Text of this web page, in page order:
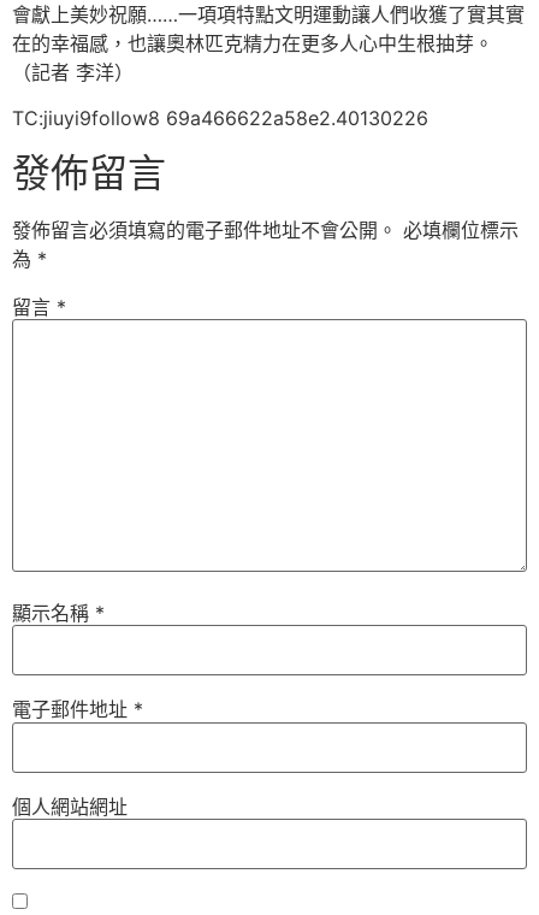
會獻上美妙祝願……一項項特點文明運動讓人們收獲了實其實
在的幸福感，也讓奧林匹克精力在更多人心中生根抽芽。
（記者 李洋）
TC:jiuyi9follow8 69a466622a58e2.40130226
發佈留言
發佈留言必須填寫的電子郵件地址不會公開。 必填欄位標示
為 *
留言 *
顯示名稱 *
電子郵件地址 *
個人網站網址